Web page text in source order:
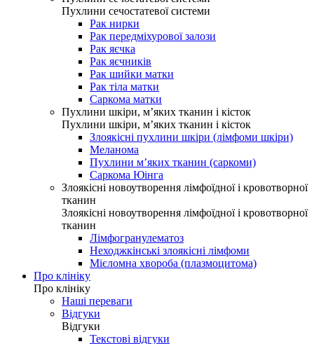
Пухлини сечостатевої системи
Рак нирки
Рак передміхурової залози
Рак яєчка
Рак яєчників
Рак шийки матки
Рак тіла матки
Саркома матки
Пухлини шкіри, м’яких тканин і кісток
Пухлини шкіри, м’яких тканин і кісток
Злоякісні пухлини шкіри (лімфоми шкіри)
Меланома
Пухлини м’яких тканин (саркоми)
Саркома Юінга
Злоякісні новоутворення лімфоїдної і кровотворної
тканин
Злоякісні новоутворення лімфоїдної і кровотворної
тканин
Лімфогранулематоз
Неходжкінські злоякісні лімфоми
Мієломна хвороба (плазмоцитома)
Про клініку
Про клініку
Наші переваги
Відгуки
Відгуки
Текстові відгуки